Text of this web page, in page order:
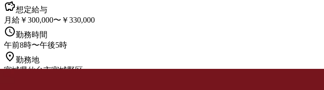
想定給与
月給￥300,000〜￥330,000
勤務時間
午前8時〜午後5時
勤務地
宮城県仙台市宮城野区